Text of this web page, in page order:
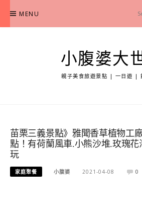
content
MENU
小腹婆大
親子美食旅遊景點 | 一日遊 |
苗栗三義景點》雅聞香草植物工
點！有荷蘭風車.小熊沙堆.玫瑰
玩
家庭聚餐 小腹婆 2021-04-08 0